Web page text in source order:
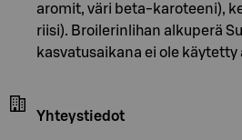
aromit, väri beta-karoteeni),
riisi). Broilerinlihan alkuperä
kasvatusaikana ei ole
Yhteystiedot